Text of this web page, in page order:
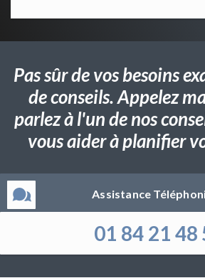
Pas sûr de vos besoins
de conseils. Appelez
parlez à l'un de nos
vous aider à planifier
Assistance
01 84 21 48